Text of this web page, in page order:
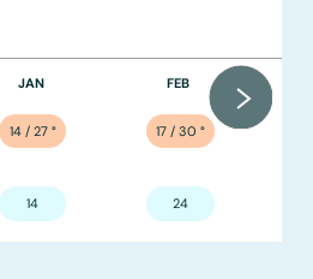
JAN
14 / 27°
14
FEB
17 / 30 °
24